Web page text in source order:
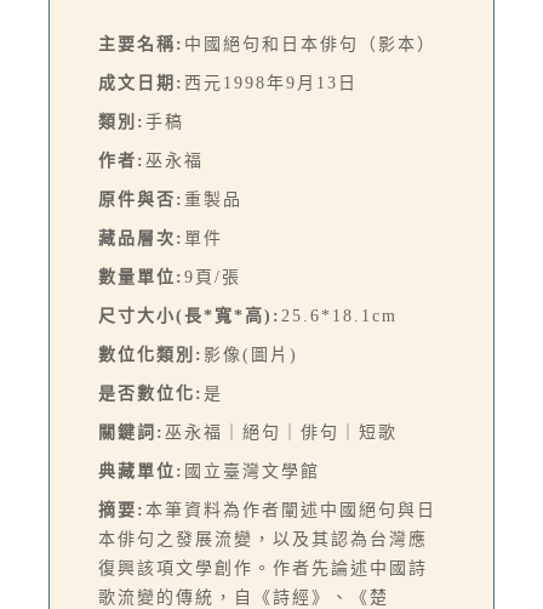
主要名稱: 中國絕句和日本俳句（影本）
成文日期: 西元1998年9月13日
類別: 手稿
作者: 巫永福
原件與否: 重製品
藏品層次: 單件
數量單位: 9頁/張
尺寸大小(長*寬*高): 25.6*18.1cm
數位化類別: 影像(圖片)
是否數位化: 是
關鍵詞: 巫永福｜絕句｜俳句｜短歌
典藏單位: 國立臺灣文學館
摘要: 本筆資料為作者闡述中國絕句與日
本俳句之發展流變，以及其認為台灣應
復興該項文學創作。作者先論述中國詩
歌流變的傳統，自《詩經》、《楚